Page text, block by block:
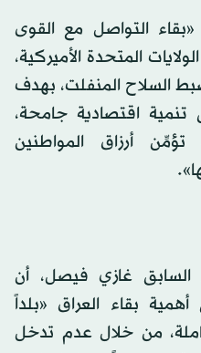
التواصل مع القوى
المتحدة الأميركية،
السلاح المنفلت، بهدف
تنمية اقتصادية جامحة،
أرزاق المواطنين
السابق غازي فيصل، أن
بقاء العراق «بلداً
من خلال عدم تدخل